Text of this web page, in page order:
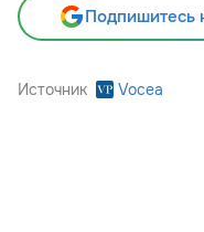
Подпишитесь
Источник Vocea